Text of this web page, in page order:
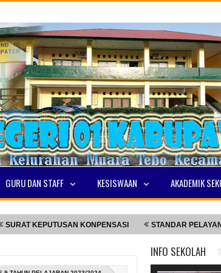
GURU DAN STAFF KESISWAAN AKADEMIK
KONPENSASI STANDAR PELAYANAN
INFO SEKOLAH